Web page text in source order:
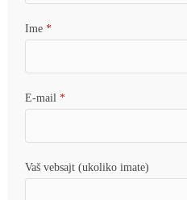
Ime*
E-mail*
Vaš vebsajt (ukoliko imate)